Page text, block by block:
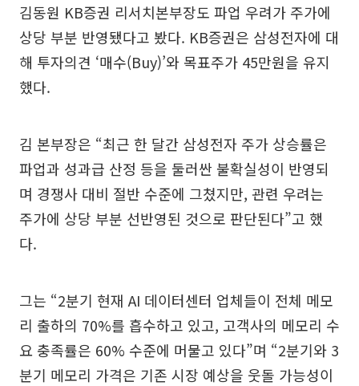
김동원 KB증권 리서치본부장도 파업 우려가 주가에
상당 부분 반영됐다고 봤다. KB증권은 삼성전자에 대
해 투자의견 ‘매수(Buy)’와 목표주가 45만원을 유지
했다.
김 본부장은 “최근 한 달간 삼성전자 주가 상승률은
파업과 성과급 산정 등을 둘러싼 불확실성이 반영되
며 경쟁사 대비 절반 수준에 그쳤지만, 관련 우려는
주가에 상당 부분 선반영된 것으로 판단된다”고 했
다.
그는 “2분기 현재 AI 데이터센터 업체들이 전체 메모
리 출하의 70%를 흡수하고 있고, 고객사의 메모리 수
요 충족률은 60% 수준에 머물고 있다”며 “2분기와 3
분기 메모리 가격은 기존 시장 예상을 웃돌 가능성이